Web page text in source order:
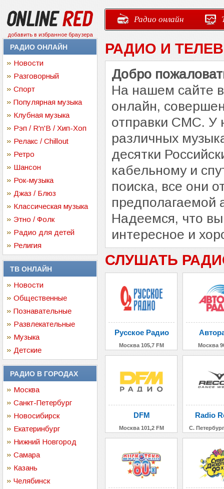
добавить в избранное браузера
Радио онлайн
РАДИО ОНЛАЙН
Новости
Разговорный
Спорт
Популярная музыка
Клубная музыка
Рэп / R'n'B / Хип-Хоп
Релакс / Chillout
Ретро
Шансон
Рок-музыка
Джаз / Блюз
Классическая музыка
Этно / Фолк
Радио для детей
Религия
ТВ ОНЛАЙН
Новости
Общественные
Познавательные
Развлекательные
Музыка
Детские
РАДИО В ГОРОДАХ
Москва
Санкт-Петербург
Новосибирск
Екатеринбург
Нижний Новгород
Самара
Казань
Челябинск
РАДИО И
Добро
На нашем сайте
онлайн,
отправки СМС. У
различных
десятки
кабельному и
поиска, все они
предполагаемой
Надеемся, что
интересное и
СЛУШАТЬ
Русское Радио
Москва 105,7 FM Москва
DFM
Москва 101,2 FM
Radio
С.